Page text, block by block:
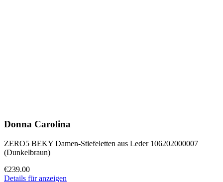
Donna Carolina
ZERO5 BEKY Damen-Stiefeletten aus Leder 106202000007
(Dunkelbraun)
€239.00
Details für anzeigen